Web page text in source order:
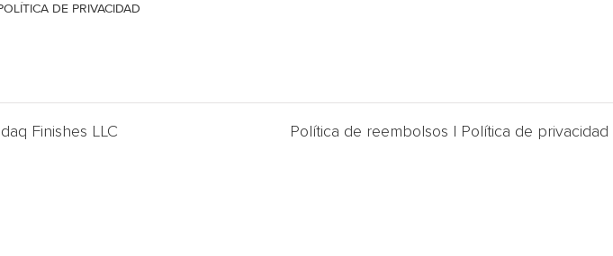
DE PRIVACIDAD
Finishes LLC Política de reembolsos | Política de privacidad